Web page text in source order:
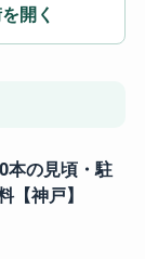
開く
本の見頃・駐
【神戸】